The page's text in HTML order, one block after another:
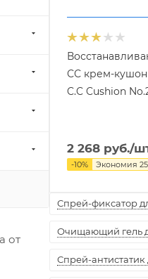
СС крем-кушон
C.C Cushion
2 268 руб./
-10% Экономия
Спрей-фиксатор
Очищающий гель
Спрей-